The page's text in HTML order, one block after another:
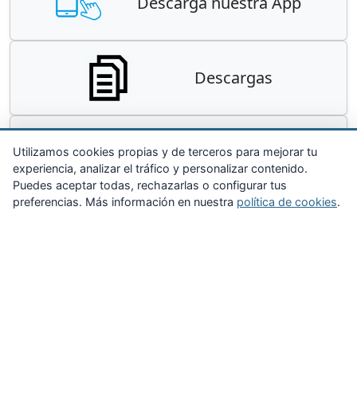
Descargas
Contacta
Utilizamos cookies propias y de terceros para mejorar tu
experiencia, analizar el tráfico y personalizar contenido.
Puedes aceptar todas, rechazarlas o configurar tus
preferencias. Más información en nuestra política de cookies.